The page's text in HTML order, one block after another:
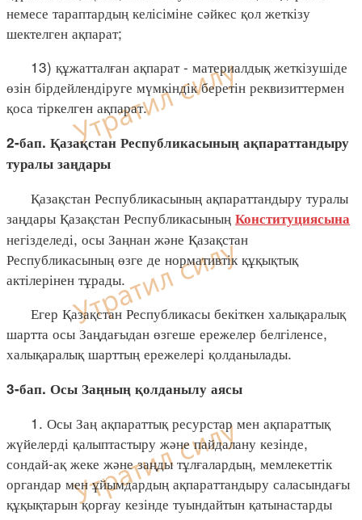
немесе тараптардың келісіміне сәйкес қол жеткізу
шектелген ақпарат;
13) құжатталған ақпарат - материалдық жеткізушіде
өзін бірдейлендіруге мүмкіндік беретін реквизиттермен
қоса тіркелген ақпарат.
2-бап. Қазақстан Республикасының ақпараттандыру
туралы заңдары
Қазақстан Республикасының ақпараттандыру туралы
заңдары Қазақстан Республикасының Конституциясына
негізделеді, осы Заңнан және Қазақстан
Республикасының өзге де нормативтік құқықтық
актілерінен тұрады.
Егер Қазақстан Республикасы бекіткен халықаралық
шартта осы Заңдағыдан өзгеше ережелер белгіленсе,
халықаралық шарттың ережелері қолданылады.
3-бап. Осы Заңның қолданылу аясы
1. Осы Заң ақпараттық ресурстар мен ақпараттық
жүйелерді қалыптастыру және пайдалану кезінде,
сондай-ақ жеке және заңды тұлғалардың, мемлекеттік
органдар мен ұйымдардың ақпараттандыру саласындағы
құқықтарын қорғау кезінде туындайтын қатынастарды